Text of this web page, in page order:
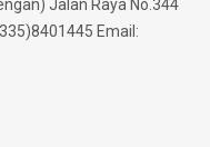
Jalan Raya No.344
Email: